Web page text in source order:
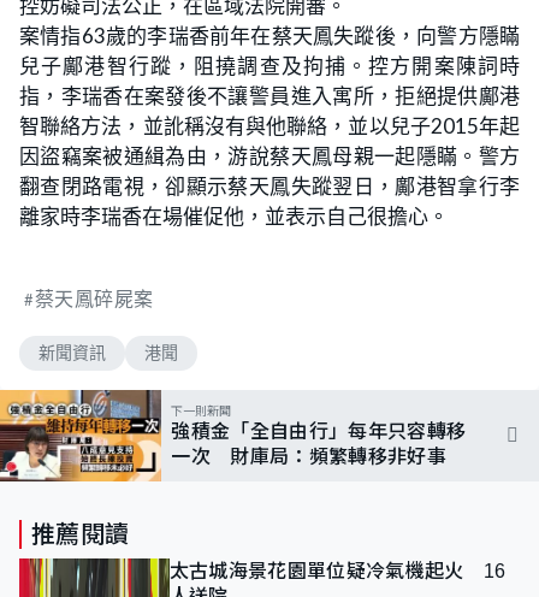
t
e
d
:
5
2
.
6
3
%
控妨礙司法公正，在區域法院開審。
案情指63歲的李瑞香前年在蔡天鳳失蹤後，向警方隱瞞
兒子鄺港智行蹤，阻撓調查及拘捕。控方開案陳詞時
指，李瑞香在案發後不讓警員進入寓所，拒絕提供鄺港
智聯絡方法，並訛稱沒有與他聯絡，並以兒子2015年起
因盜竊案被通緝為由，游說蔡天鳳母親一起隱瞞。警方
翻查閉路電視，卻顯示蔡天鳳失蹤翌日，鄺港智拿行李
離家時李瑞香在場催促他，並表示自己很擔心。
蔡天鳳碎屍案
新聞資訊 港聞
下一則新聞
強積金「全自由行」每年只容轉移
一次 財庫局：頻繁轉移非好事
推薦閱讀
太古城海景花園單位疑冷氣機起火 16